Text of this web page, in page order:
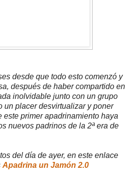
desde que todo esto comenzó y
después de haber compartido en
inolvidable junto con un grupo
un placer desvirtualizar y poner
este primer apadrinamiento haya
nuevos padrinos de la 2ª era de
del día de ayer, en este enlace
Apadrina un Jamón 2.0